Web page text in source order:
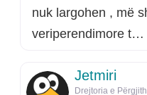
nuk largohen , më
veriperendimore t…
Jetmiri
Drejtoria e